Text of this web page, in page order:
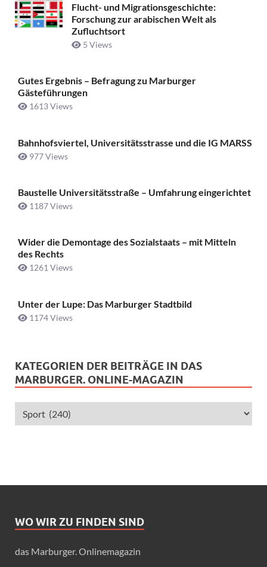
Flucht- und Migrationsgeschichte:
Forschung zur arabischen Welt als
Zufluchtsort
5 Views
Gutes Ergebnis – Befragung zu Marburger
Gästeführungen
1613 Views
Bahnhofsviertel, Universitätsstrasse und die IG MARSS
977 Views
Baustelle Universitätsstraße ­– Umfahrung eingerichtet
1187 Views
Wider die Demontage des Sozialstaats – mit Mitteln
des Rechts
1261 Views
Unter der Lupe: Das Marburger Stadtbild
1174 Views
KATEGORIEN DER BEITRÄGE IN DAS
MARBURGER. ONLINE-MAGAZIN
WO WIR ZU FINDEN SIND
das Marburger. Onlinemagazin